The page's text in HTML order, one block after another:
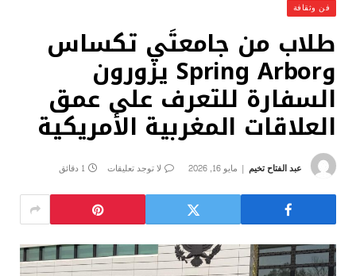
فن وثقافة
طلاب من جامعتَي تكساس
وSpring Arbor يزورون
السفارة للتعرف على عمق
العلاقات المغربية الأمريكية
عبد الفتاح تخيم مايو 16, 2026 لا توجد تعليقات 1 دقائق